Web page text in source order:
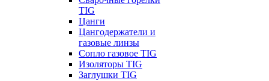
TIG
Цанги
Цангодержатели и
газовые линзы
Сопло газовое TIG
Изоляторы TIG
Заглушки TIG